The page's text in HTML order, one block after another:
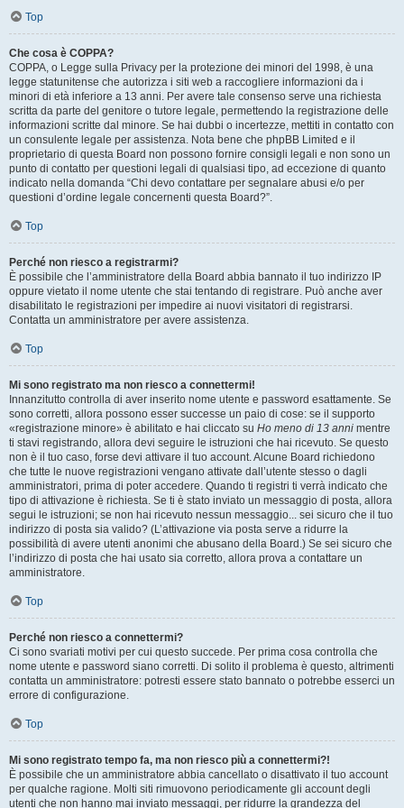
Top
Che cosa è COPPA?
COPPA, o Legge sulla Privacy per la protezione dei minori del 1998, è una
legge statunitense che autorizza i siti web a raccogliere informazioni da i
minori di età inferiore a 13 anni. Per avere tale consenso serve una richiesta
scritta da parte del genitore o tutore legale, permettendo la registrazione delle
informazioni scritte dal minore. Se hai dubbi o incertezze, mettiti in contatto con
un consulente legale per assistenza. Nota bene che phpBB Limited e il
proprietario di questa Board non possono fornire consigli legali e non sono un
punto di contatto per questioni legali di qualsiasi tipo, ad eccezione di quanto
indicato nella domanda “Chi devo contattare per segnalare abusi e/o per
questioni d’ordine legale concernenti questa Board?”.
Top
Perché non riesco a registrarmi?
È possibile che l’amministratore della Board abbia bannato il tuo indirizzo IP
oppure vietato il nome utente che stai tentando di registrare. Può anche aver
disabilitato le registrazioni per impedire ai nuovi visitatori di registrarsi.
Contatta un amministratore per avere assistenza.
Top
Mi sono registrato ma non riesco a connettermi!
Innanzitutto controlla di aver inserito nome utente e password esattamente. Se
sono corretti, allora possono esser successe un paio di cose: se il supporto
«registrazione minore» è abilitato e hai cliccato su Ho meno di 13 anni mentre
ti stavi registrando, allora devi seguire le istruzioni che hai ricevuto. Se questo
non è il tuo caso, forse devi attivare il tuo account. Alcune Board richiedono
che tutte le nuove registrazioni vengano attivate dall’utente stesso o dagli
amministratori, prima di poter accedere. Quando ti registri ti verrà indicato che
tipo di attivazione è richiesta. Se ti è stato inviato un messaggio di posta, allora
segui le istruzioni; se non hai ricevuto nessun messaggio... sei sicuro che il tuo
indirizzo di posta sia valido? (L’attivazione via posta serve a ridurre la
possibilità di avere utenti anonimi che abusano della Board.) Se sei sicuro che
l’indirizzo di posta che hai usato sia corretto, allora prova a contattare un
amministratore.
Top
Perché non riesco a connettermi?
Ci sono svariati motivi per cui questo succede. Per prima cosa controlla che
nome utente e password siano corretti. Di solito il problema è questo, altrimenti
contatta un amministratore: potresti essere stato bannato o potrebbe esserci un
errore di configurazione.
Top
Mi sono registrato tempo fa, ma non riesco più a connettermi?!
È possibile che un amministratore abbia cancellato o disattivato il tuo account
per qualche ragione. Molti siti rimuovono periodicamente gli account degli
utenti che non hanno mai inviato messaggi, per ridurre la grandezza del